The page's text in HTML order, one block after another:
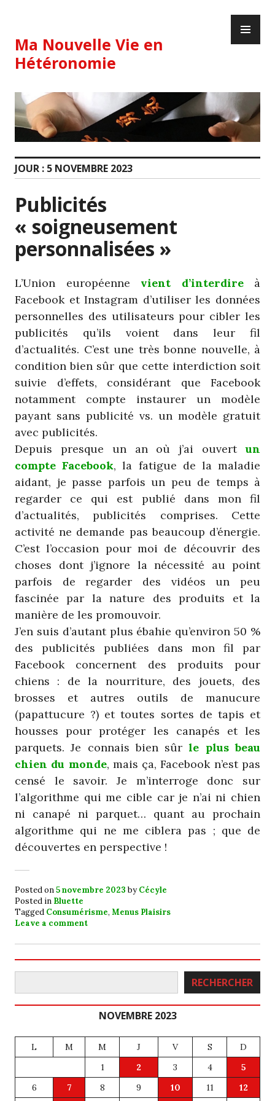
content
Ma Nouvelle Vie en
Hétéronomie
JOUR : 5 NOVEMBRE 2023
Publicités
« soigneusement
personnalisées »
L’Union européenne vient d’interdireà
Facebook et Instagram d’utiliser les données
personnelles des utilisateurs pour cibler les
publicités qu’ils voient dans leur fil
d’actualités. C’est une très bonne nouvelle, à
condition bien sûr que cette interdiction soit
suivie d’effets, considérant que Facebook
notamment compte instaurer un modèle
payant sans publicité vs. un modèle gratuit
avec publicités.
Depuis presque un an où j’ai ouvertun
compte Facebook, la fatigue de la maladie
aidant, je passe parfois un peu de temps à
regarder ce qui est publié dans mon fil
d’actualités, publicités comprises. Cette
activité ne demande pas beaucoup d’énergie.
C’est l’occasion pour moi de découvrir des
choses dont j’ignore la nécessité au point
parfois de regarder des vidéos un peu
fascinée par la nature des produits et la
manière de les promouvoir.
J’en suis d’autant plus ébahie qu’environ 50 %
des publicités publiées dans mon fil par
Facebook concernent des produits pour
chiens : de la nourriture, des jouets, des
brosses et autres outils de manucure
(papattucure ?) et toutes sortes de tapis et
housses pour protéger les canapés et les
parquets. Je connais bien sûrle plus beau
chien du monde, mais ça, Facebook n’est pas
censé le savoir. Je m’interroge donc sur
l’algorithme qui me cible car je n’ai ni chien
ni canapé ni parquet… quant au prochain
algorithme qui ne me ciblera pas ; que de
découvertes en perspective !
Posted on5 novembre 2023 byCécyle
Posted in Bluette
Tagged Consumérisme, Menus Plaisirs
Leave a comment
Rechercher RECHERCHER
NOVEMBRE 2023
L M M J V S
D
1
2 3 4
5
6
7 8 9 10 11 12